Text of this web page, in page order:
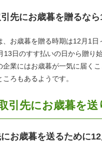
先にお歳暮を贈るな
、お歳暮を贈る時期は12月1日
13日のすす払いの日から贈り
企業にはお歳暮が一気に届く
ろもあるようです。
引先にお歳暮を送
お歳暮を送るために